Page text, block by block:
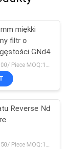
miękki
filtr o
GNd4
$27.00 - $38.00/ Piece MOQ:100
Reverse Nd
$25.80 - $52.50/ Piece MOQ:100